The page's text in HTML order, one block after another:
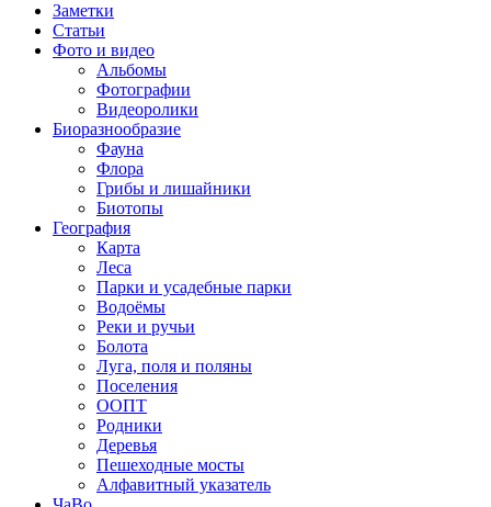
Заметки
Статьи
Фото и видео
Альбомы
Фотографии
Видеоролики
Биоразнообразие
Фауна
Флора
Грибы и лишайники
Биотопы
География
Карта
Леса
Парки и усадебные парки
Водоёмы
Реки и ручьи
Болота
Луга, поля и поляны
Поселения
ООПТ
Родники
Деревья
Пешеходные мосты
Алфавитный указатель